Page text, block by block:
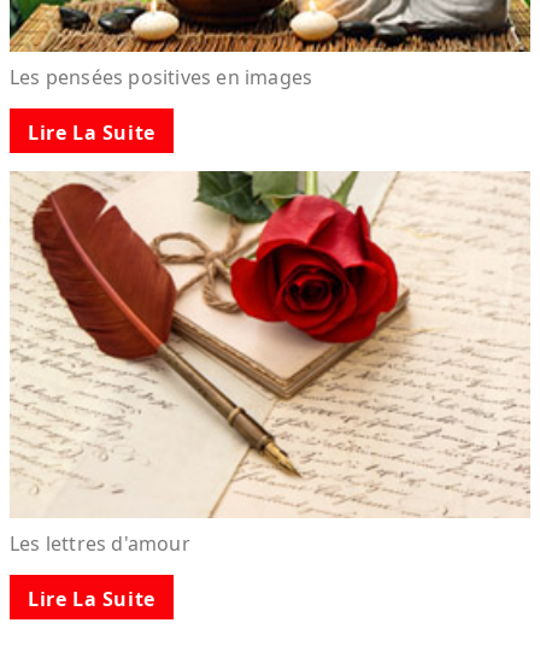
Les pensées positives en images
Lire La Suite
Les lettres d'amour
Lire La Suite